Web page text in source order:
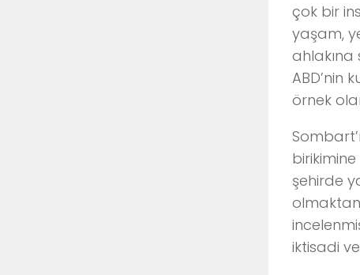
çok bir
yaşam,
ABD’nin
örnek
şehirde
olmaktan
iktisadi